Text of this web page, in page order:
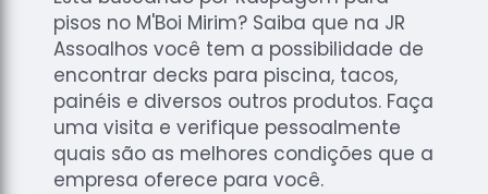
pisos no M'Boi Mirim? Saiba que na JR
Assoalhos você tem a possibilidade de
encontrar decks para piscina, tacos,
painéis e diversos outros produtos. Faça
uma visita e verifique pessoalmente
quais são as melhores condições que a
empresa oferece para você.